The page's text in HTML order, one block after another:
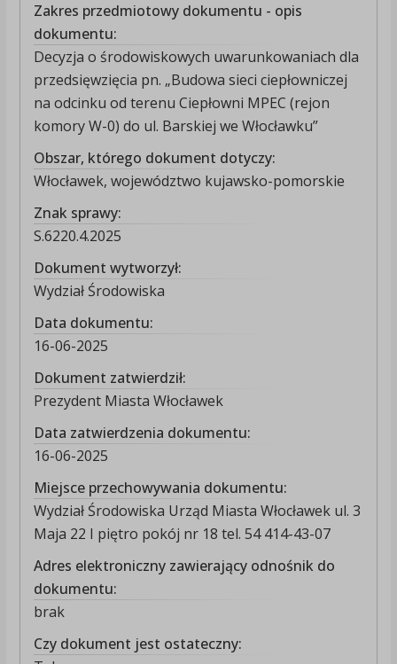
Zakres przedmiotowy dokumentu - opis
dokumentu:
Decyzja o środowiskowych uwarunkowaniach dla
przedsięwzięcia pn. „Budowa sieci ciepłowniczej
na odcinku od terenu Ciepłowni MPEC (rejon
komory W-0) do ul. Barskiej we Włocławku”
Obszar, którego dokument dotyczy:
Włocławek, województwo kujawsko-pomorskie
Znak sprawy:
S.6220.4.2025
Dokument wytworzył:
Wydział Środowiska
Data dokumentu:
16-06-2025
Dokument zatwierdził:
Prezydent Miasta Włocławek
Data zatwierdzenia dokumentu:
16-06-2025
Miejsce przechowywania dokumentu:
Wydział Środowiska Urząd Miasta Włocławek ul. 3
Maja 22 I piętro pokój nr 18 tel. 54 414-43-07
Adres elektroniczny zawierający odnośnik do
dokumentu:
brak
Czy dokument jest ostateczny: